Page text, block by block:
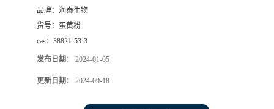
品牌： 润泰生物
货号： 蛋黄粉
cas： 38821-53-3
发布日期： 2024-01-05
更新日期： 2024-09-18